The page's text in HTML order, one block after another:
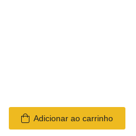
Adicionar ao carrinho